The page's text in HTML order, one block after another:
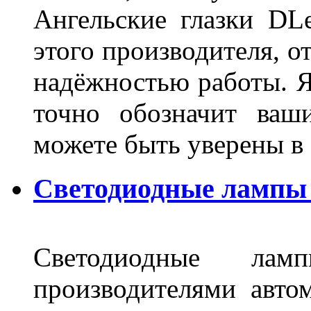
Ангельские глазки
этого производителя,
надёжностью работы.
точно обозначит
можете быть уверены
Светодиодные
Светодиодные
производителями